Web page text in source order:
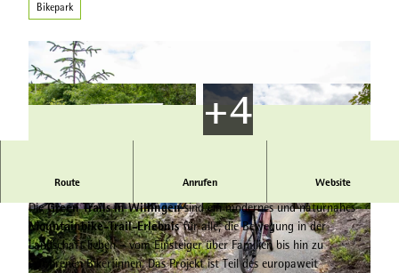
Bikepark
© Greentrails |CC-BY-SA © MARIUS LAHME | CC-BY-SA
Route Anrufen Website
Vielfalt für alle Levels
DieGreen Trails in Willingensind ein modernes und naturnahes
Mountainbike-Trail-Erlebnisfür alle, die Bewegung in der
Landschaft lieben – vom Einsteiger über Familien bis hin zu
erfahrenen Biker:innen. Das Projekt ist Teil des europaweit